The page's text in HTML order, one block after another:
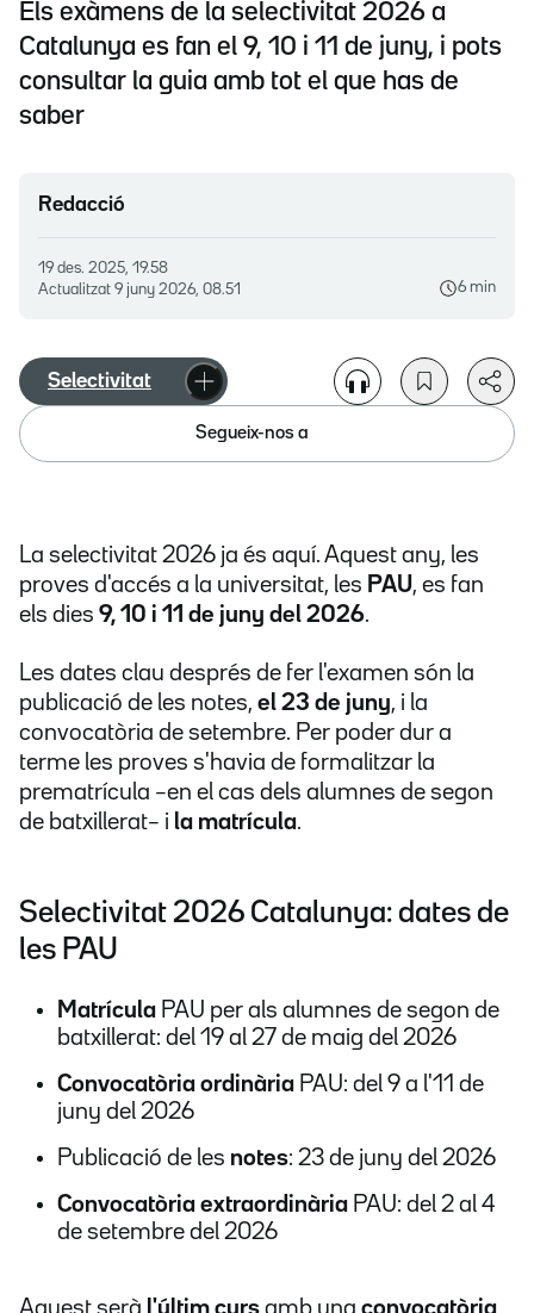
Els exàmens de la selectivitat 2026 a
Catalunya es fan el 9, 10 i 11 de juny, i pots
consultar la guia amb tot el que has de
saber
Redacció
19 des. 2025, 19.58
Actualitzat 9 juny 2026, 08.51 6 min
Selectivitat
Segueix-nos a
La selectivitat 2026 ja és aquí. Aquest any, les
proves d'accés a la universitat, les PAU, es fan
els dies 9, 10 i 11 de juny del 2026.
Les dates clau després de fer l'examen són la
publicació de les notes, el 23 de juny, i la
convocatòria de setembre. Per poder dur a
terme les proves s'havia de formalitzar la
prematrícula –en el cas dels alumnes de segon
de batxillerat– i la matrícula.
Selectivitat 2026 Catalunya: dates de
les PAU
Matrícula PAU per als alumnes de segon de
batxillerat: del 19 al 27 de maig del 2026
Convocatòria ordinària PAU: del 9 a l'11 de
juny del 2026
Publicació de les notes: 23 de juny del 2026
Convocatòria extraordinària PAU: del 2 al 4
de setembre del 2026
Aquest serà l'últim curs amb una convocatòria